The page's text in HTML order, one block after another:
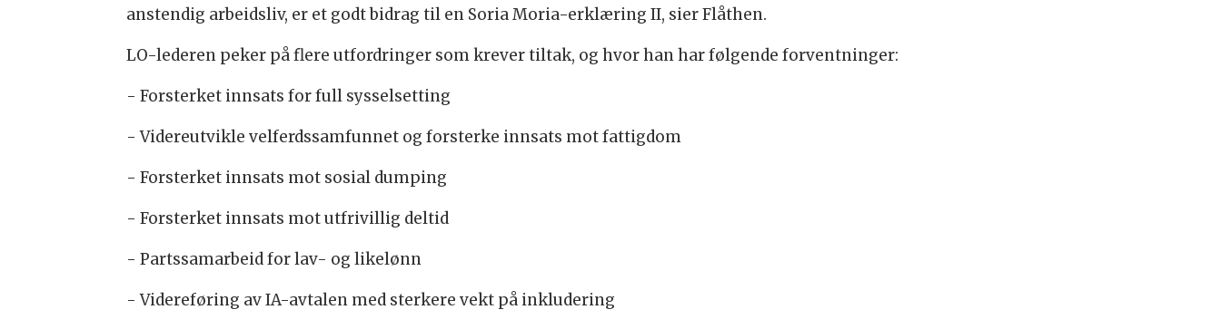
anstendig arbeidsliv, er et godt bidrag til en Soria Moria-erklæring II, sier Flåthen.
LO-lederen peker på flere utfordringer som krever tiltak, og hvor han har følgende forventninger:
- Forsterket innsats for full sysselsetting
- Videreutvikle velferdssamfunnet og forsterke innsats mot fattigdom
- Forsterket innsats mot sosial dumping
- Forsterket innsats mot utfrivillig deltid
- Partssamarbeid for lav- og likelønn
- Videreføring av IA-avtalen med sterkere vekt på inkludering